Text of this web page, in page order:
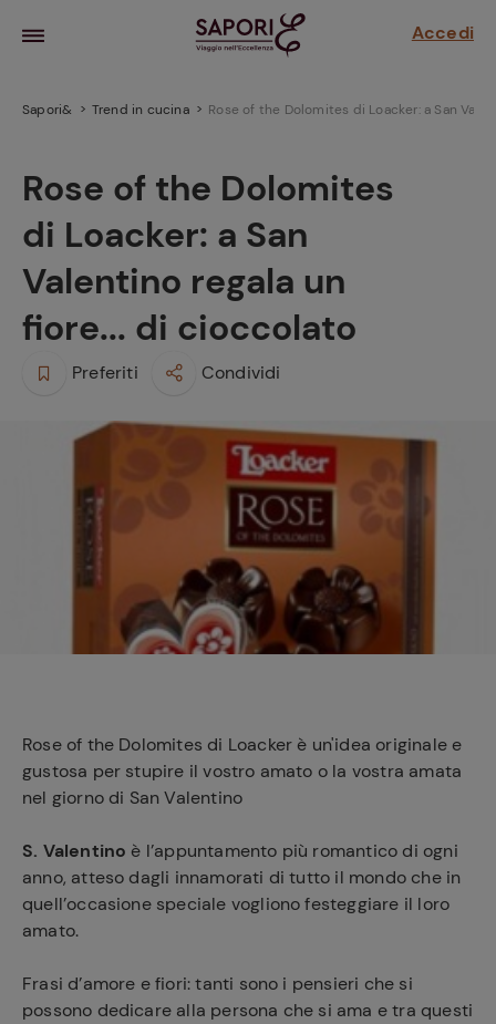
Accedi
frutta
sensi di
Sapori& Trend in cucina Rose of the Dolomites di Loacker: a San
Rose of the Dolomites
di Loacker: a San
Valentino regala un
fiore... di cioccolato
Preferiti Condividi
Rose of the Dolomites di Loacker è un'idea originale e
gustosa per stupire il vostro amato o la vostra amata
nel giorno di San Valentino
S. Valentino è l’appuntamento più romantico di ogni
anno, atteso dagli innamorati di tutto il mondo che in
quell’occasione speciale vogliono festeggiare il loro
amato.
Frasi d’amore e fiori: tanti sono i pensieri che si
possono dedicare alla persona che si ama e tra questi